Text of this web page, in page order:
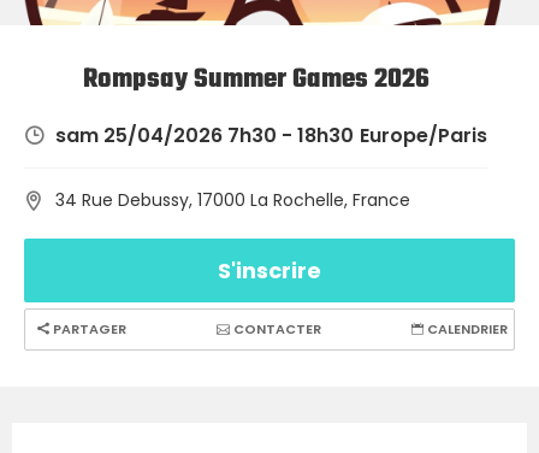
Exercices
Codes
Promo
Rompsay Summer Games 2026
sam 25/04/2026 7h30 - 18h30 Europe/Paris
34 Rue Debussy, 17000 La Rochelle, France
S'inscrire
PARTAGER CONTACTER CALENDRIER